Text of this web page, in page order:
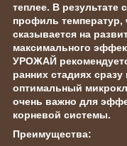
теплее. В результате
профиль температур,
сказывается на
максимального
УРОЖАЙ
ранних стадиях
оптимальный
очень важно для
корневой системы.
Преимущества: